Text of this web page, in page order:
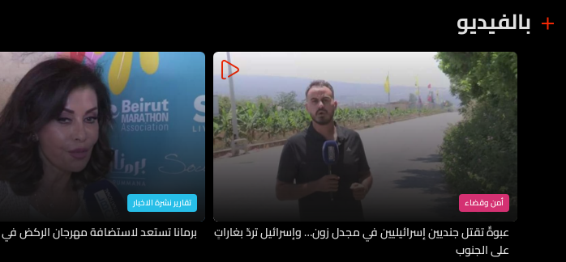
بالفيديو
أمن وقضاء
عبوةٌ تقتل جنديين إسرائيليين في مجدل زون… وإسرائيل تردّ بغاراتٍ
على الجنوب
تقارير نشرة الاخبار
برمانا تستعد لاستضافة مهرجان الركض في 23 آب